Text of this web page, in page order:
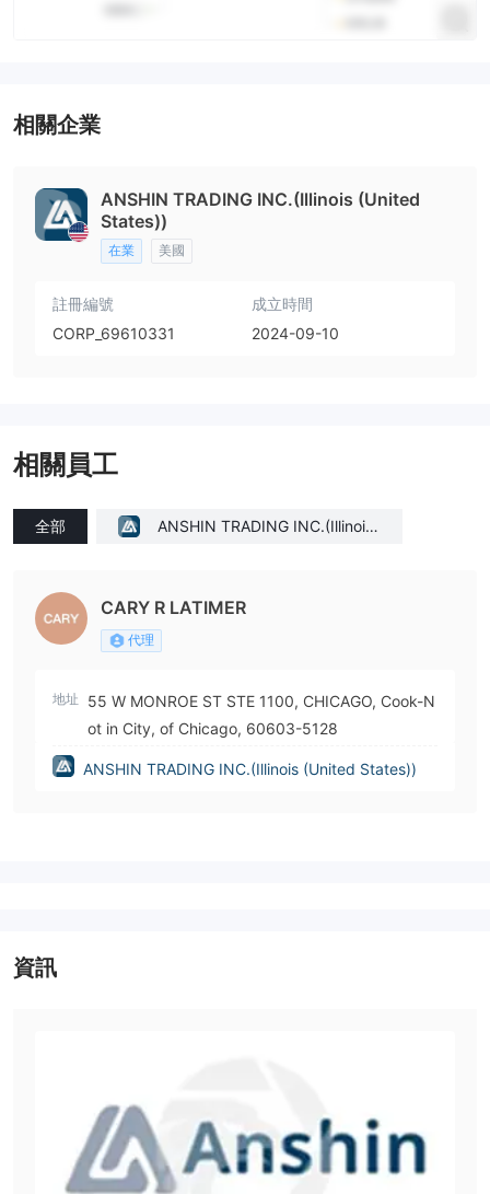
相關企業
ANSHIN TRADING INC.(Illinois (United
States))
在業 美國
註冊編號
CORP_69610331
成立時間
2024-09-10
相關員工
全部
ANSHIN TRADING INC.(Illinois
CARY R LATIMER
代理
地址
55 W MONROE ST STE 1100, CHICAGO, Cook-N
ot in City, of Chicago, 60603-5128
ANSHIN TRADING INC.(Illinois (United States))
資訊